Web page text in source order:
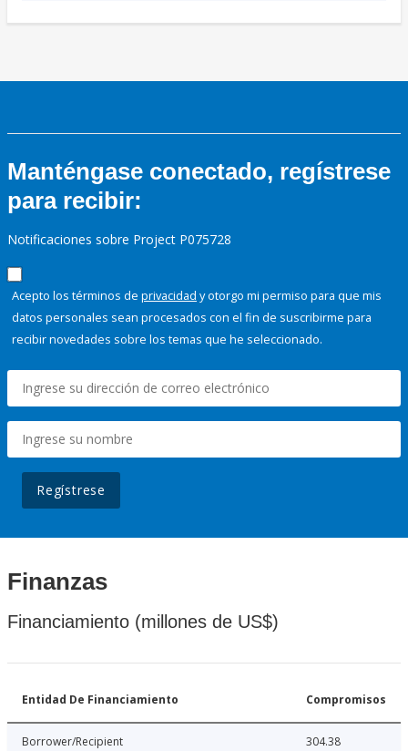
Manténgase conectado, regístrese
para recibir:
Notificaciones sobre Project P075728
Acepto los términos de privacidad y otorgo mi permiso para que mis
datos personales sean procesados con el fin de suscribirme para
recibir novedades sobre los temas que he seleccionado.
Regístrese
Finanzas
Financiamiento (millones de US$)
Entidad De Financiamiento Compromisos
Borrower/Recipient 304.38